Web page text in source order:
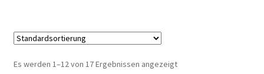
Es werden 1–12 von 17 Ergebnissen angezeigt